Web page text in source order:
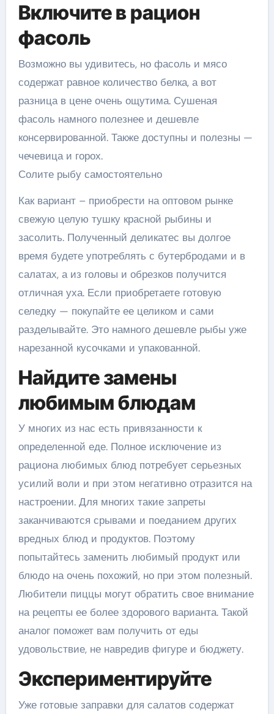
Включите в рацион
фасоль
Возможно вы удивитесь, но фасоль и мясо
содержат равное количество белка, а вот
разница в цене очень ощутима. Сушеная
фасоль намного полезнее и дешевле
консервированной. Также доступны и полезны —
чечевица и горох.
Солите рыбу самостоятельно
Как вариант – приобрести на оптовом рынке
свежую целую тушку красной рыбины и
засолить. Полученный деликатес вы долгое
время будете употреблять с бутербродами и в
салатах, а из головы и обрезков получится
отличная уха. Если приобретаете готовую
селедку — покупайте ее целиком и сами
разделывайте. Это намного дешевле рыбы уже
нарезанной кусочками и упакованной.
Найдите замены
любимым блюдам
У многих из нас есть привязанности к
определенной еде. Полное исключение из
рациона любимых блюд потребует серьезных
усилий воли и при этом негативно отразится на
настроении. Для многих такие запреты
заканчиваются срывами и поеданием других
вредных блюд и продуктов. Поэтому
попытайтесь заменить любимый продукт или
блюдо на очень похожий, но при этом полезный.
Любители пиццы могут обратить свое внимание
на рецепты ее более здорового варианта. Такой
аналог поможет вам получить от еды
удовольствие, не навредив фигуре и бюджету.
Экспериментируйте
Уже готовые заправки для салатов содержат